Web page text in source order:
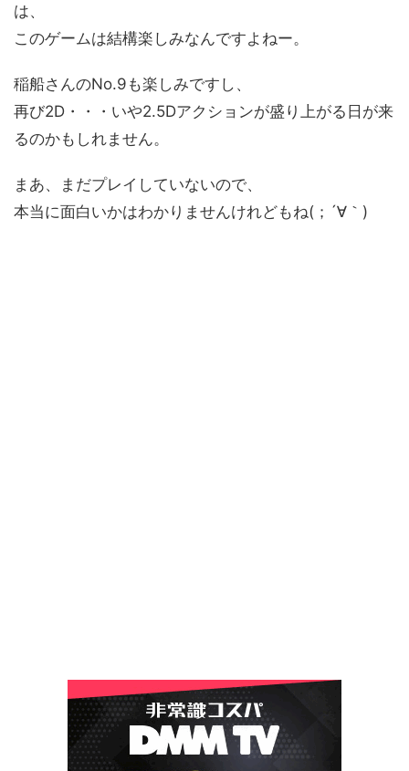
は、
このゲームは結構楽しみなんですよねー。
稲船さんのNo.9も楽しみですし、
再び2D・・・いや2.5Dアクションが盛り上がる日が来
るのかもしれません。
まあ、まだプレイしていないので、
本当に面白いかはわかりませんけれどもね(；´∀｀)